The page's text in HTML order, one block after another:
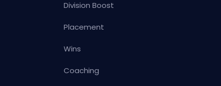
Division Boost
Placement
Wins
Coaching